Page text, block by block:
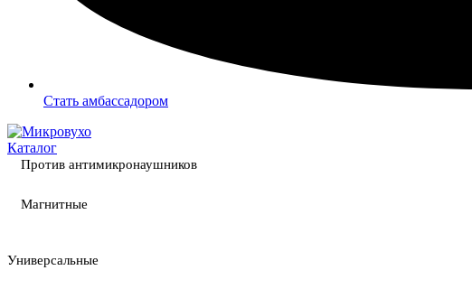
Стать амбассадором
Каталог
Против антимикронаушников
Магнитные
Универсальные